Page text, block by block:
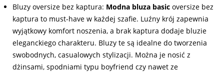
Bluzy oversize bez kaptura: Modna bluza basic oversize bez
kaptura to must-have w każdej szafie. Luźny krój zapewnia
wyjątkowy komfort noszenia, a brak kaptura dodaje bluzie
eleganckiego charakteru. Bluzy te są idealne do tworzenia
swobodnych, casualowych stylizacji. Można je nosić z
dżinsami, spodniami typu boyfriend czy nawet ze